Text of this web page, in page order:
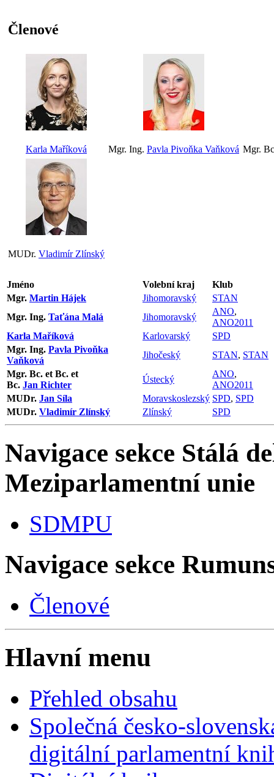
Členové
Karla Maříková Mgr. Ing. Pavla Pivoňka Vaňková Mgr.
MUDr. Vladimír Zlínský
Jméno Volební kraj
Klub
Mgr. Martin Hájek Jihomoravský
STAN
Mgr. Ing. Taťána Malá Jihomoravský
ANO,
ANO2011
Karla Maříková
Karlovarský
SPD
Mgr. Ing. Pavla Pivoňka
Vaňková
Jihočeský STAN, STAN
Mgr. Bc. et Bc. et
Bc. Jan Richter
Ústecký
ANO,
ANO2011
MUDr. Jan Síla Moravskoslezský SPD, SPD
MUDr. Vladimír Zlínský Zlínský SPD
Navigace sekce Stálá
Meziparlamentní unie
SDMPU
Navigace sekce
Členové
Hlavní menu
Přehled obsahu
Společná česko-
digitální parlamentní